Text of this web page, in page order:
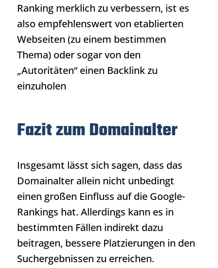
Ranking merklich zu verbessern, ist es
also empfehlenswert von etablierten
Webseiten (zu einem bestimmen
Thema) oder sogar von den
„Autoritäten“ einen Backlink zu
einzuholen
Fazit zum Domainalter
Insgesamt lässt sich sagen, dass das
Domainalter allein nicht unbedingt
einen großen Einfluss auf die Google-
Rankings hat. Allerdings kann es in
bestimmten Fällen indirekt dazu
beitragen, bessere Platzierungen in den
Suchergebnissen zu erreichen.